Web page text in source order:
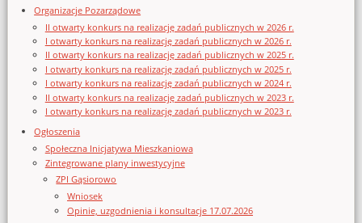
Organizacje Pozarządowe
II otwarty konkurs na realizację zadań publicznych w 2026 r.
I otwarty konkurs na realizację zadań publicznych w 2026 r.
II otwarty konkurs na realizację zadań publicznych w 2025 r.
I otwarty konkurs na realizację zadań publicznych w 2025 r.
I otwarty konkurs na realizację zadań publicznych w 2024 r.
II otwarty konkurs na realizację zadań publicznych w 2023 r.
I otwarty konkurs na realizację zadań publicznych w 2023 r.
Ogłoszenia
Społeczna Inicjatywa Mieszkaniowa
Zintegrowane plany inwestycyjne
ZPI Gąsiorowo
Wniosek
Opinie, uzgodnienia i konsultacje 17.07.2026